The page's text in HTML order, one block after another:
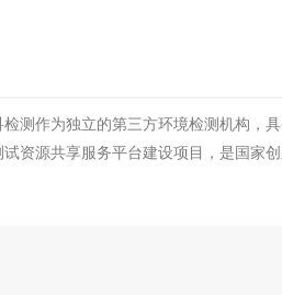
测作为独立的第三方环境检测机构，
资源共享服务平台建设项目，是国家创